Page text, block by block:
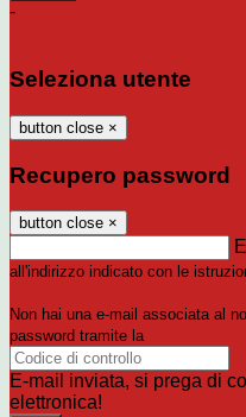
-
Seleziona utente
button close ×
Recupero password
button close ×
all'indirizzo indicato con le
Non hai una e-mail associata al
password tramite la
E-mail inviata, si prega di
elettronica!